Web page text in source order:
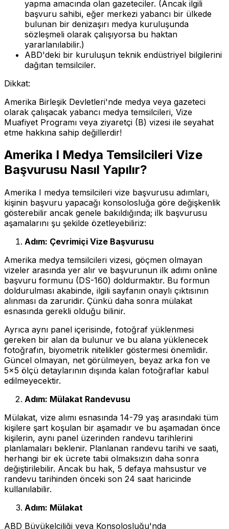
yapma amacında olan gazeteciler. (Ancak ilgili
başvuru sahibi, eğer merkezi yabancı bir ülkede
bulunan bir denizaşırı medya kuruluşunda
sözleşmeli olarak çalışıyorsa bu haktan
yararlanılabilir.)
ABD'deki bir kuruluşun teknik endüstriyel bilgilerini
dağıtan temsilciler.
Dikkat:
Amerika Birleşik Devletleri'nde medya veya gazeteci
olarak çalışacak yabancı medya temsilcileri, Vize
Muafiyet Programı veya ziyaretçi (B) vizesi ile seyahat
etme hakkına sahip değillerdir!
Amerika I Medya Temsilcileri Vize
Başvurusu Nasıl Yapılır?
Amerika I medya temsilcileri vize başvurusu adımları,
kişinin başvuru yapacağı konsolosluğa göre değişkenlik
gösterebilir ancak genele bakıldığında; ilk başvurusu
aşamalarını şu şekilde özetleyebiliriz:
Adım: Çevrimiçi Vize Başvurusu
Amerika medya temsilcileri vizesi, göçmen olmayan
vizeler arasında yer alır ve başvurunun ilk adımı online
başvuru formunu (DS-160) doldurmaktır. Bu formun
doldurulması akabinde, ilgili sayfanın onaylı çıktısının
alınması da zaruridir. Çünkü daha sonra mülakat
esnasında gerekli olduğu bilinir.
Ayrıca aynı panel içerisinde, fotoğraf yüklenmesi
gereken bir alan da bulunur ve bu alana yüklenecek
fotoğrafın, biyometrik nitelikler göstermesi önemlidir.
Güncel olmayan, net görülmeyen, beyaz arka fon ve
5x5 ölçü detaylarının dışında kalan fotoğraflar kabul
edilmeyecektir.
Adım: Mülakat Randevusu
Mülakat, vize alımı esnasında 14-79 yaş arasındaki tüm
kişilere şart koşulan bir aşamadır ve bu aşamadan önce
kişilerin, aynı panel üzerinden randevu tarihlerini
planlamaları beklenir. Planlanan randevu tarihi ve saati,
herhangi bir ek ücrete tabii olmaksızın daha sonra
değiştirilebilir. Ancak bu hak, 5 defaya mahsustur ve
randevu tarihinden önceki son 24 saat haricinde
kullanılabilir.
Adım: Mülakat
ABD Büyükelçiliği veya Konsolosluğu'nda